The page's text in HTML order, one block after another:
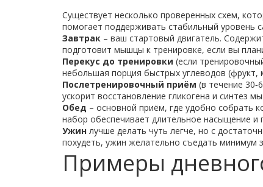
Существует несколько проверенных схем,
помогает поддерживать стабильный уровень
Завтрак – ваш стартовый двигатель.
подготовит мышцы к тренировке, если вы
Перекус до тренировки (если
небольшая порция быстрых углеводов (фрукт,
Послетренировочный приём (в течение
ускорит восстановление гликогена и синтез
Обед – основной приём, где удобно собрать
набор обеспечивает длительное насыщение
Ужин лучше делать чуть легче, но с
похудеть, ужин желательно съедать минимум
Примеры